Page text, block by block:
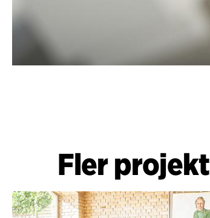
Fler projekt